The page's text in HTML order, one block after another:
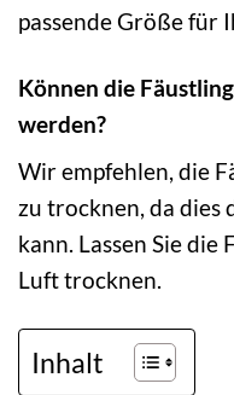
passende Größe für
Können die
werden?
Wir empfehlen, die
zu trocknen, da dies
kann. Lassen Sie
Luft trocknen.
Inhalt